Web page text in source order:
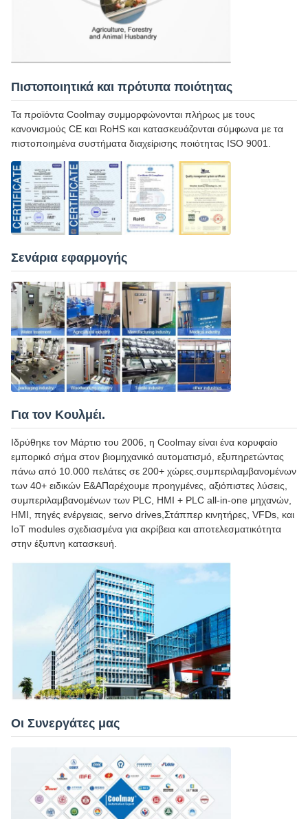
Πιστοποιητικά και πρότυπα ποιότητας
Τα προϊόντα Coolmay συμμορφώνονται πλήρως με τους
κανονισμούς CE και RoHS και κατασκευάζονται σύμφωνα με τα
πιστοποιημένα συστήματα διαχείρισης ποιότητας ISO 9001.
Σενάρια εφαρμογής
Για τον Κουλμέι.
Ιδρύθηκε τον Μάρτιο του 2006, η Coolmay είναι ένα κορυφαίο
εμπορικό σήμα στον βιομηχανικό αυτοματισμό, εξυπηρετώντας
πάνω από 10.000 πελάτες σε 200+ χώρες.συμπεριλαμβανομένων
των 40+ ειδικών Ε&ΑΠαρέχουμε προηγμένες, αξιόπιστες λύσεις,
συμπεριλαμβανομένων των PLC, HMI + PLC all-in-one μηχανών,
HMI, πηγές ενέργειας, servo drives,Στάππερ κινητήρες, VFDs, και
IoT modules σχεδιασμένα για ακρίβεια και αποτελεσματικότητα
στην έξυπνη κατασκευή.
Οι Συνεργάτες μας